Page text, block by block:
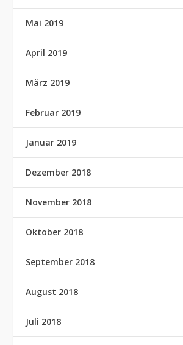
Mai 2019
April 2019
März 2019
Februar 2019
Januar 2019
Dezember 2018
November 2018
Oktober 2018
September 2018
August 2018
Juli 2018